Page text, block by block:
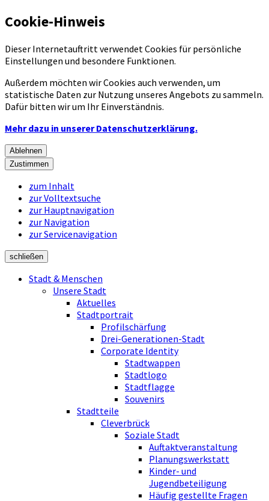
Cookie-Hinweis
Dieser Internetauftritt verwendet Cookies für persönliche
Einstellungen und besondere Funktionen.
Außerdem möchten wir Cookies auch verwenden, um
statistische Daten zur Nutzung unseres Angebots zu sammeln.
Dafür bitten wir um Ihr Einverständnis.
Mehr dazu in unserer Datenschutzerklärung.
Ablehnen
Zustimmen
zum Inhalt
zur Volltextsuche
zur Hauptnavigation
zur Navigation
zur Servicenavigation
schließen
Stadt & Menschen
Unsere Stadt
Aktuelles
Stadtportrait
Profilschärfung
Drei-Generationen-Stadt
Corporate Identity
Stadtwappen
Stadtlogo
Stadtflagge
Souvenirs
Stadtteile
Cleverbrück
Soziale Stadt
Auftaktveranstaltung
Planungswerkstatt
Kinder- und
Jugendbeteiligung
Häufig gestellte Fragen